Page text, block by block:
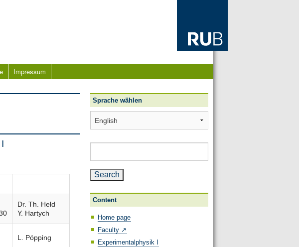
Impressum
Dr. Th. Held
Y. Hartych
L. Pöpping
Sprache wählen
wählen
Content
Home page
Faculty ↗️
Experimentalphysik I